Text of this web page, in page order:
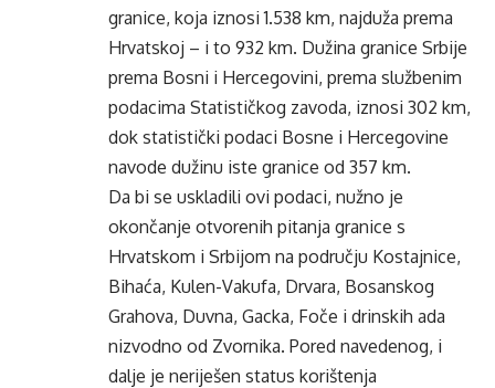
granice, koja iznosi 1.538 km, najduža prema
Hrvatskoj – i to 932 km. Dužina granice Srbije
prema Bosni i Hercegovini, prema službenim
podacima Statističkog zavoda, iznosi 302 km,
dok statistički podaci Bosne i Hercegovine
navode dužinu iste granice od 357 km.
Da bi se uskladili ovi podaci, nužno je
okončanje otvorenih pitanja granice s
Hrvatskom i Srbijom na području Kostajnice,
Bihaća, Kulen-Vakufa, Drvara, Bosanskog
Grahova, Duvna, Gacka, Foče i drinskih ada
nizvodno od Zvornika. Pored navedenog, i
dalje je neriješen status korištenja